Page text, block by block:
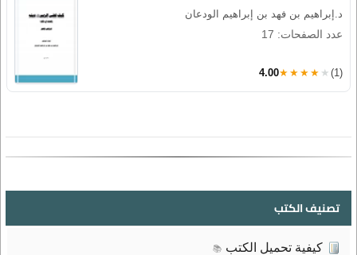
د.إبراهيم بن فهد بن إبراهيم الودعان
عدد الصفحات: 17
4.00★★★★★ (1)
تصنيف الكتب
كيفية تحميل الكتب 📚